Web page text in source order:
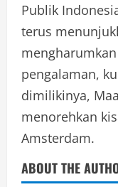
Publik
terus
pengalaman,
dimilikinya,
menorehkan
Amsterdam.
ABOUT THE